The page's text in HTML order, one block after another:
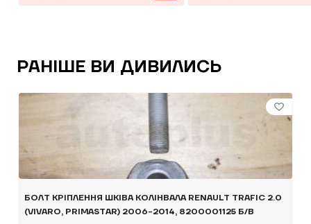
РАНІШЕ ВИ ДИВИЛИСЬ
БОЛТ КРІПЛЕННЯ ШКІВА КОЛІНВАЛА RENAULT TRAFIC 2.0
(VIVARO, PRIMASTAR) 2006-2014, 8200001125 Б/В